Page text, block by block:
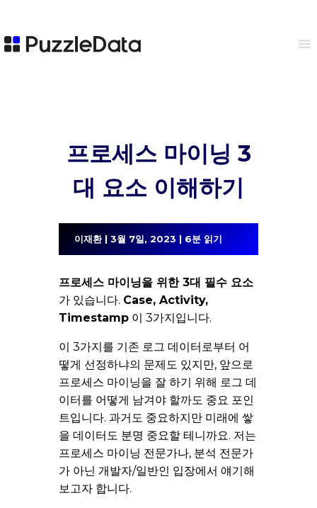
프로세스 마이닝 3
대 요소 이해하기
   이재환 | 3월 7일, 2023 | 6분 읽기
프로세스 마이닝을 위한 3대 필수 요소
가 있습니다. Case, Activity,
Timestamp이 3가지입니다.
이 3가지를 기존 로그 데이터로부터 어
떻게 선정하냐의 문제도 있지만, 앞으로
프로세스 마이닝을 잘 하기 위해 로그 데
이터를 어떻게 남겨야 할까도 중요 포인
트입니다. 과거도 중요하지만 미래에 쌓
을 데이터도 분명 중요할 테니까요. 저는
프로세스 마이닝 전문가나, 분석 전문가
가 아닌 개발자/일반인 입장에서 얘기해
보고자 합니다.